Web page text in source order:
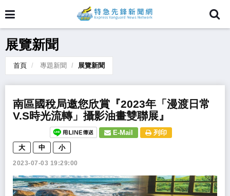
展覽新聞
首頁 專題新聞 展覽新聞
南區國稅局邀您欣賞『2023年「漫渡日常
V.S時光流轉」攝影油畫雙聯展』
E-Mail
列印
大
中 小
2023-07-03 19:29:00